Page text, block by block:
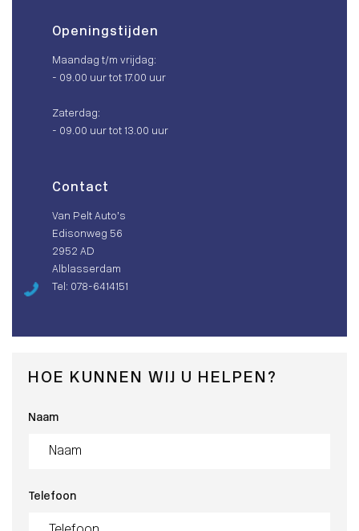
Openingstijden
Maandag t/m vrijdag:
- 09.00 uur tot 17.00 uur
Zaterdag:
- 09.00 uur tot 13.00 uur
Contact
Van Pelt Auto’s
Edisonweg 56
2952 AD
Alblasserdam
Tel: 078-6414151
HOE KUNNEN WIJ U HELPEN?
Naam
Telefoon